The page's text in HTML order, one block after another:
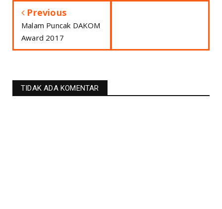
Previous
Malam Puncak DAKOM
Award 2017
TIDAK ADA KOMENTAR